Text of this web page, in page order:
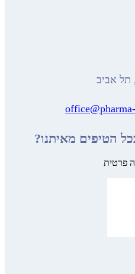
הטיפים מאיתנו?
פרטית